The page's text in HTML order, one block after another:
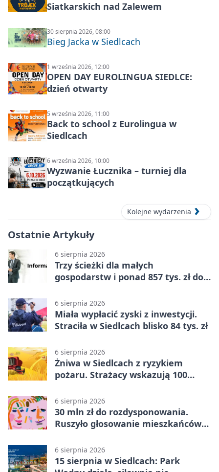
Siatkarskich nad Zalewem
30 sierpnia 2026, 08:00
Bieg Jacka w Siedlcach
1 września 2026, 12:00
OPEN DAY EUROLINGUA SIEDLCE:
dzień otwarty
5 września 2026, 11:00
Back to school z Eurolingua w
Siedlcach
6 września 2026, 10:00
Wyzwanie Łucznika – turniej dla
początkujących
Kolejne wydarzenia
Ostatnie Artykuły
6 sierpnia 2026
Trzy ścieżki dla małych
gospodarstw i ponad 857 tys. zł do
6 sierpnia 2026
Miała wypłacić zyski z inwestycji.
Straciła w Siedlcach blisko 84 tys. zł
6 sierpnia 2026
Żniwa w Siedlcach z ryzykiem
pożaru. Strażacy wskazują 100
6 sierpnia 2026
30 mln zł do rozdysponowania.
Ruszyło głosowanie mieszkańców
6 sierpnia 2026
15 sierpnia w Siedlcach: Park